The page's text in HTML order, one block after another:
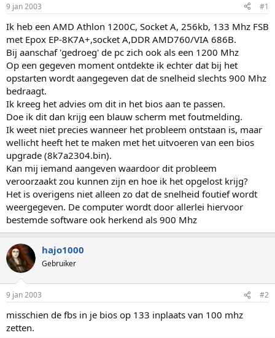
s
t
a
r
t
e
r
m
9 jan 2003 #1
Ik heb een AMD Athlon 1200C, Socket A, 256kb, 133 Mhz FSB
met Epox EP-8K7A+,socket A,DDR AMD760/VIA 686B.
Bij aanschaf 'gedroeg' de pc zich ook als een 1200 Mhz
Op een gegeven moment ontdekte ik echter dat bij het
opstarten wordt aangegeven dat de snelheid slechts 900 Mhz
bedraagt.
Ik kreeg het advies om dit in het bios aan te passen.
Doe ik dit dan krijg een blauw scherm met foutmelding.
Ik weet niet precies wanneer het probleem ontstaan is, maar
wellicht heeft het te maken met het uitvoeren van een bios
upgrade (8k7a2304.bin).
Kan mij iemand aangeven waardoor dit probleem
veroorzaakt zou kunnen zijn en hoe ik het opgelost krijg?
Het is overigens niet alleen zo dat de snelheid foutief wordt
weergegeven. De computer wordt door allerlei hiervoor
bestemde software ook herkend als 900 Mhz
hajo1000
Gebruiker
9 jan 2003 #2
misschien de fbs in je bios op 133 inplaats van 100 mhz
zetten.